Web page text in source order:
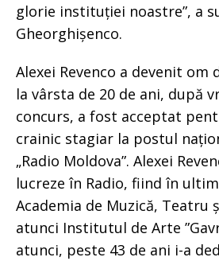
glorie instituției noastre”, a
Gheorghișenco.
Alexei Revenco a devenit om
la vârsta de 20 de ani, după
concurs, a fost acceptat
crainic stagiar la postul
„Radio Moldova”. Alexei
lucreze în Radio, fiind în
Academia de Muzică, Teatru
atunci Institutul de Arte
atunci, peste 43 de ani i-a